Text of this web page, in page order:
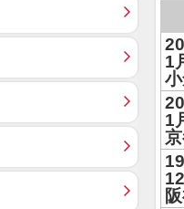
1
1